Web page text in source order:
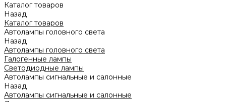
Каталог товаров
Назад
Каталог товаров
Автолампы головного света
Назад
Автолампы головного света
Галогенные лампы
Светодиодные лампы
Автолампы сигнальные и салонные
Назад
Автолампы сигнальные и салонные